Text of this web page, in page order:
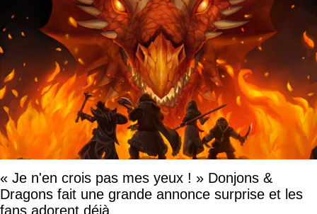
« Je n'en crois pas mes yeux ! » Donjons &
Dragons fait une grande annonce surprise et les
fans adorent déjà